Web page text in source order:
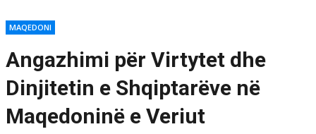
MAQEDONI
Angazhimi për Virtytet dhe
Dinjitetin e Shqiptarëve në
Maqedoninë e Veriut